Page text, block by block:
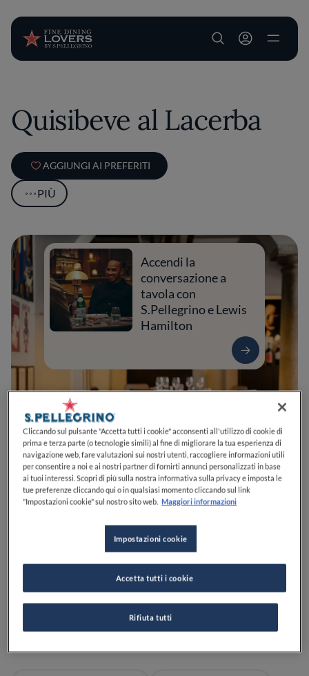
User account
Quisibeve al Lacerba
AGGIUNGI AI PREFERITI
PIÙ
0 0 0 0 0
Accendi la
conversazione a
tavola con
S.Pellegrino e Lewis
Hamilton
MilanoMIItalia
Lunedì,18:00-00:30
Cliccando sul pulsante "Accetta tutti i cookie" acconsenti all'utilizzo di cookie di
prima e terza parte (o tecnologie simili) al fine di migliorare la tua esperienza di
navigazione web, fare valutazioni sui nostri utenti, raccogliere informazioni utili
per consentire a noi e ai nostri partner di fornirti annunci personalizzati in base
ai tuoi interessi. Scopri di più sulla nostra informativa sulla privacy e imposta le
tue preferenze cliccando qui o in qualsiasi momento cliccando sul link
"Impostazioni cookie" sul nostro sito web. Maggiori informazioni
Impostazioni cookie
Rifiuta tutti
Accetta tutti i cookie